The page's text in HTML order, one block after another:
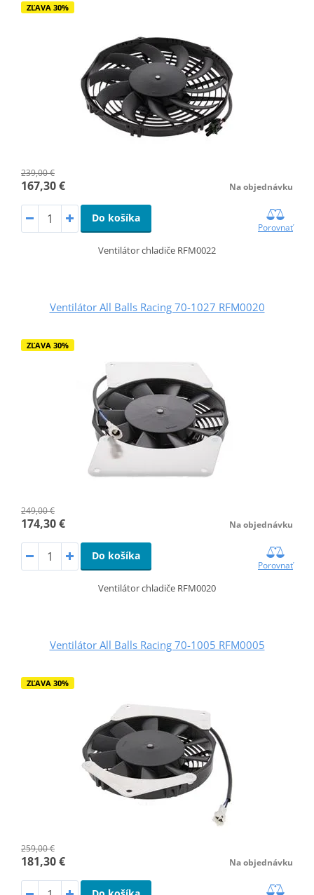
ZĽAVA 30%
239,00 €
167,30 € Na objednávku
Do košíka
Porovnať
Ventilátor chladiče RFM0022
Ventilátor All Balls Racing 70-1027 RFM0020
ZĽAVA 30%
249,00 €
174,30 € Na objednávku
Do košíka
Porovnať
Ventilátor chladiče RFM0020
Ventilátor All Balls Racing 70-1005 RFM0005
ZĽAVA 30%
259,00 €
181,30 € Na objednávku